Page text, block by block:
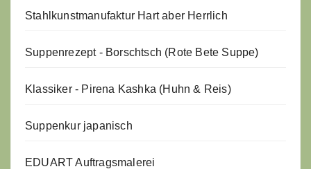
Stahlkunstmanufaktur Hart aber Herrlich
Suppenrezept - Borschtsch (Rote Bete Suppe)
Klassiker - Pirena Kashka (Huhn & Reis)
Suppenkur japanisch
EDUART Auftragsmalerei